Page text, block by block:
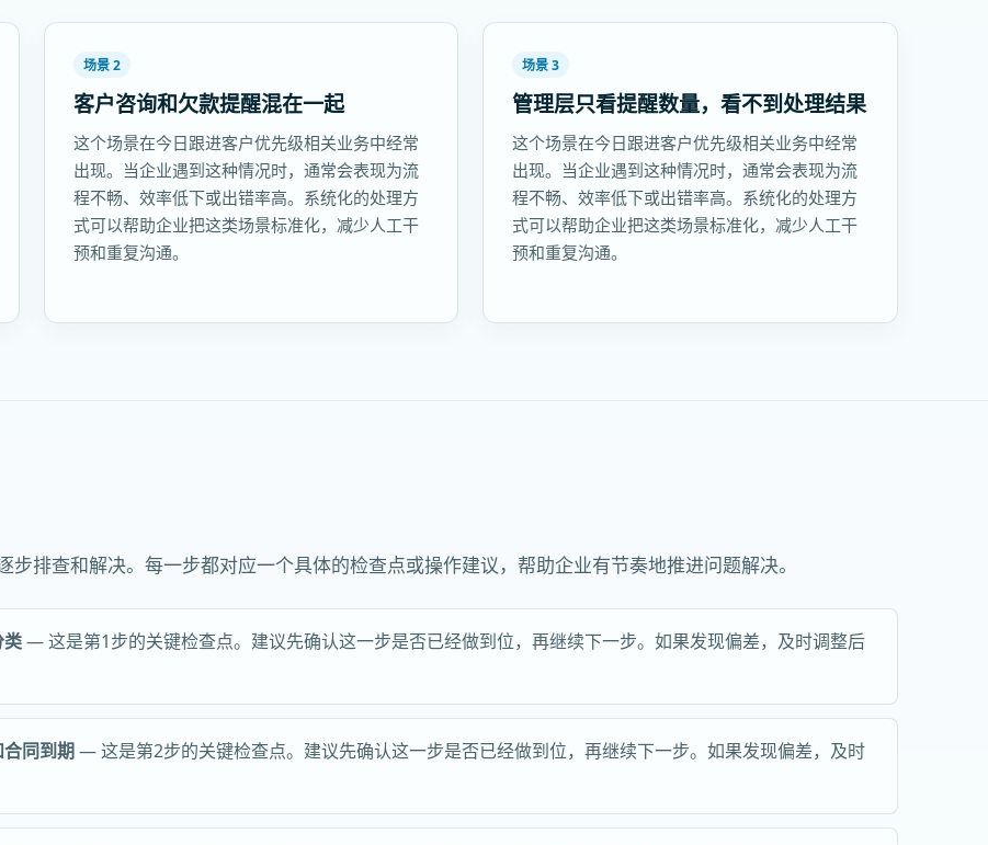
场景 2
客户咨询和欠款提醒混在一起
这个场景在今日跟进客户优先级相关业务中经常
出现。当企业遇到这种情况时，通常会表现为流
程不畅、效率低下或出错率高。系统化的处理方
式可以帮助企业把这类场景标准化，减少人工干
预和重复沟通。
场景 3
管理层只看提醒数量，看不到处理结果
这个场景在今日跟进客户优先级相关业务中经常
出现。当企业遇到这种情况时，通常会表现为流
程不畅、效率低下或出错率高。系统化的处理方
式可以帮助企业把这类场景标准化，减少人工干
预和重复沟通。
排查和解决。每一步都对应一个具体的检查点或操作建议，帮助企业有节奏地推进问题解决。
类— 这是第1步的关键检查点。建议先确认这一步是否已经做到位，再继续下一步。如果发现偏差，及时调整后
同到期— 这是第2步的关键检查点。建议先确认这一步是否已经做到位，再继续下一步。如果发现偏差，及时